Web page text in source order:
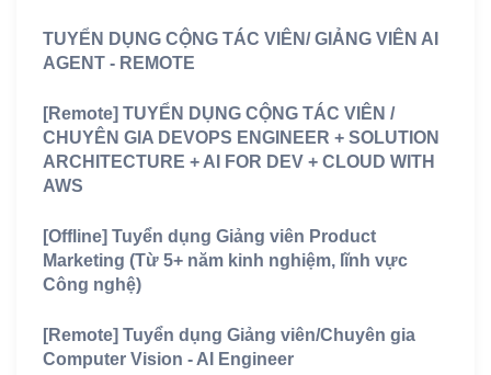
TUYỂN DỤNG CỘNG TÁC VIÊN/ GIẢNG VIÊN AI
AGENT - REMOTE
[Remote] TUYỂN DỤNG CỘNG TÁC VIÊN /
CHUYÊN GIA DEVOPS ENGINEER + SOLUTION
ARCHITECTURE + AI FOR DEV + CLOUD WITH
AWS
[Offline] Tuyển dụng Giảng viên Product
Marketing (Từ 5+ năm kinh nghiệm, lĩnh vực
Công nghệ)
[Remote] Tuyển dụng Giảng viên/Chuyên gia
Computer Vision - AI Engineer